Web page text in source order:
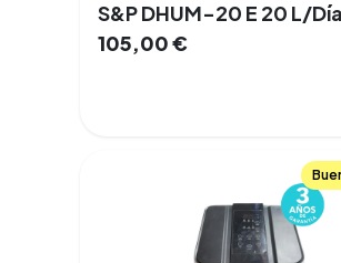
S&P DHUM-20 E 20 L/
105,00€